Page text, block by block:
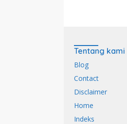
Tentang kami
Blog
Contact
Disclaimer
Home
Indeks